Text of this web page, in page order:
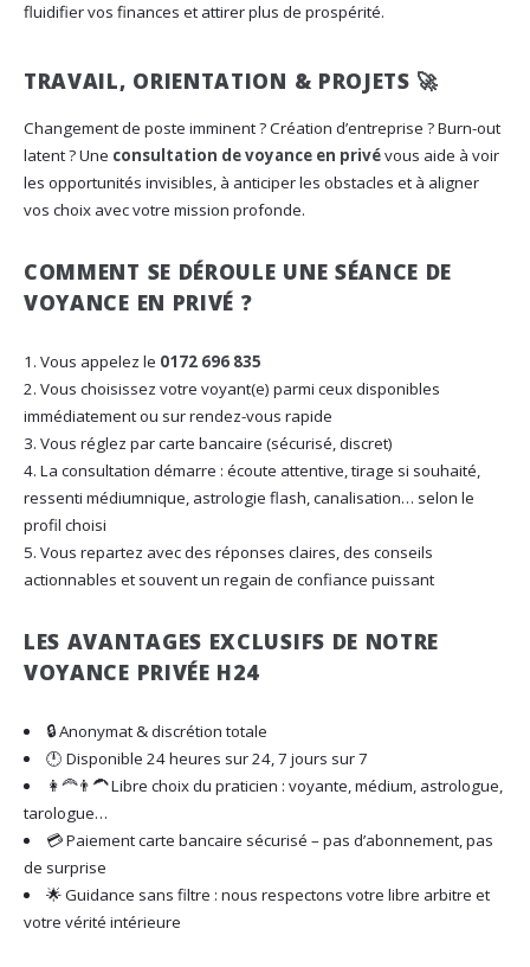
fluidifier vos finances et attirer plus de prospérité.
TRAVAIL, ORIENTATION & PROJETS 🚀
Changement de poste imminent ? Création d’entreprise ? Burn-out
latent ? Une consultation de voyance en privévous aide à voir
les opportunités invisibles, à anticiper les obstacles et à aligner
vos choix avec votre mission profonde.
COMMENT SE DÉROULE UNE SÉANCE DE
VOYANCE EN PRIVÉ ?
Vous appelez le 0172 696 835
Vous choisissez votre voyant(e) parmi ceux disponibles
immédiatement ou sur rendez-vous rapide
Vous réglez par carte bancaire (sécurisé, discret)
La consultation démarre : écoute attentive, tirage si souhaité,
ressenti médiumnique, astrologie flash, canalisation… selon le
profil choisi
Vous repartez avec des réponses claires, des conseils
actionnables et souvent un regain de confiance puissant
LES AVANTAGES EXCLUSIFS DE NOTRE
VOYANCE PRIVÉE H24
🔒 Anonymat & discrétion totale
🕛 Disponible 24 heures sur 24, 7 jours sur 7
👩‍🦰👨‍🦱 Libre choix du praticien : voyante, médium, astrologue,
tarologue…
💳 Paiement carte bancaire sécurisé – pas d’abonnement, pas
de surprise
🌟 Guidance sans filtre : nous respectons votre libre arbitre et
votre vérité intérieure